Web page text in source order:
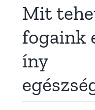
Mit
fogaink
íny